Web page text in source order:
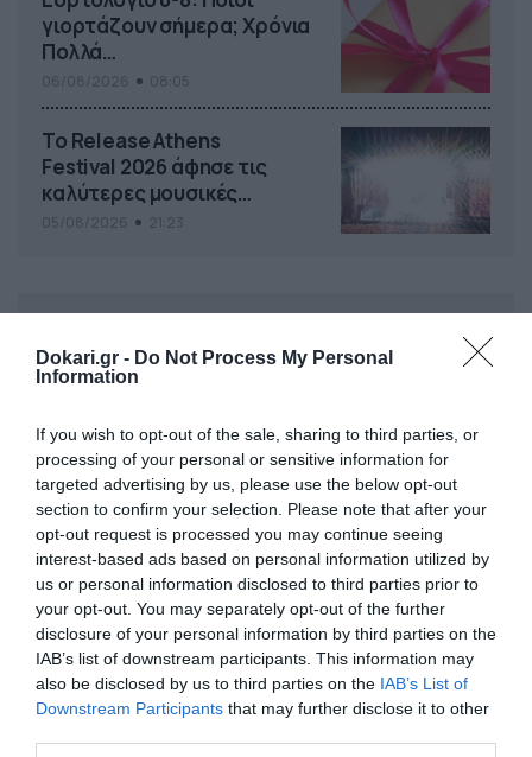
Dokari.gr - Do Not Process My Personal
Information
If you wish to opt-out of the sale, sharing to third parties, or
processing of your personal or sensitive information for
targeted advertising by us, please use the below opt-out
section to confirm your selection. Please note that after your
opt-out request is processed you may continue seeing
interest-based ads based on personal information utilized by
us or personal information disclosed to third parties prior to
your opt-out. You may separately opt-out of the further
disclosure of your personal information by third parties on the
IAB’s list of downstream participants. This information may
also be disclosed by us to third parties on the IAB’s List of
Downstream Participants that may further disclose it to other
γιορτάζουν σήμερα; Χρόνια
Πολλά…
Το Release Athens
Festival 2026 άφησε τις
καλύτερες μουσικές
αναμνήσεις